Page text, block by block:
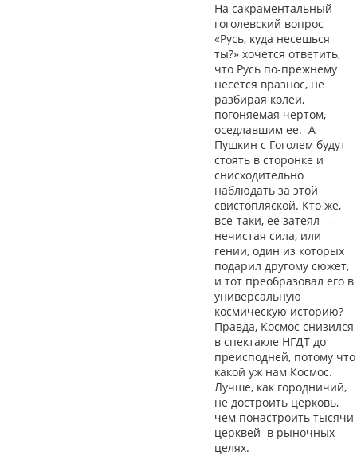
На сакраментальный
гоголевский вопрос
«Русь, куда несешься
ты?» хочется ответить,
что Русь по-прежнему
несется вразнос, не
разбирая колеи,
погоняемая чертом,
оседлавшим ее. А
Пушкин с Гоголем будут
стоять в сторонке и
снисходительно
наблюдать за этой
свистопляской. Кто же,
все-таки, ее затеял —
нечистая сила, или
гении, один из которых
подарил другому сюжет,
и тот преобразовал его в
универсальную
космическую историю?
Правда, Космос снизился
в спектакле НГДТ до
преисподней, потому что
какой уж нам Космос.
Лучше, как городничий,
не достроить церковь,
чем понастроить тысячи
церквей в рыночных
целях.